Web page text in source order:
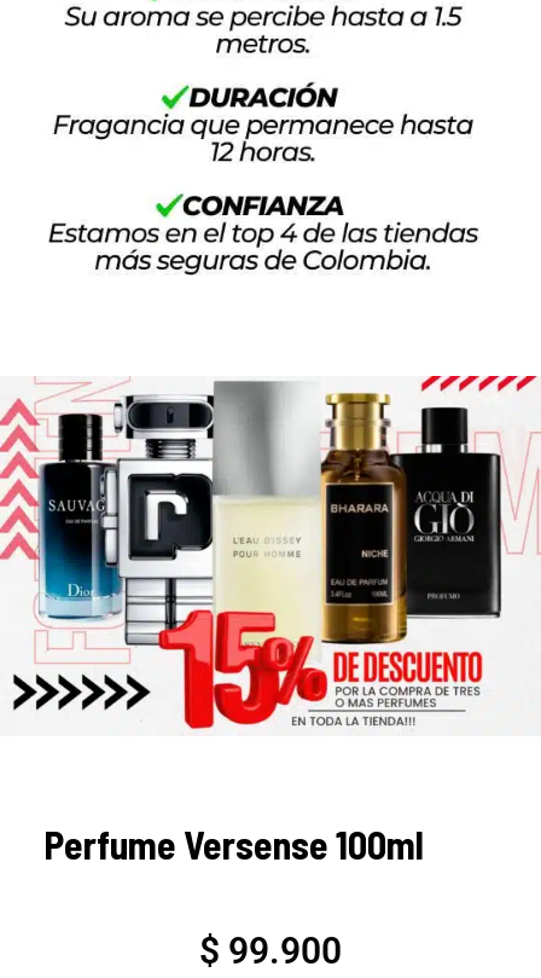
Perfume Versense 100ml
$ 99.900